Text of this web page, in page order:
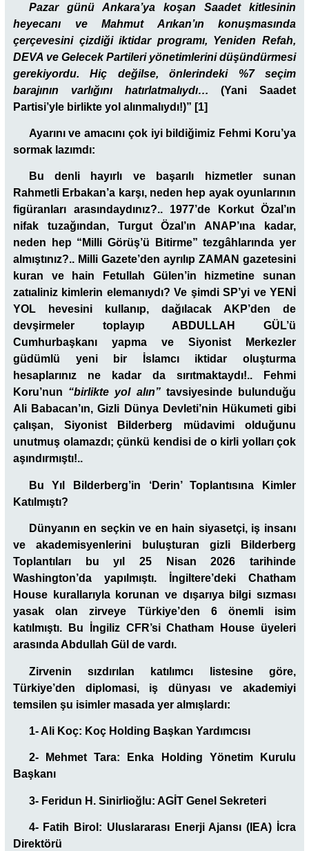
Pazar günü Ankara’ya koşan Saadet kitlesinin
heyecanı ve Mahmut Arıkan’ın konuşmasında
çerçevesini çizdiği iktidar programı, Yeniden Refah,
DEVA ve Gelecek Partileri yönetimlerini düşündürmesi
gerekiyordu. Hiç değilse, önlerindeki %7 seçim
barajının varlığını hatırlatmalıydı…(Yani Saadet
Partisi’yle birlikte yol alınmalıydı!)” [1]
Ayarını ve amacını çok iyi bildiğimiz Fehmi Koru’ya
sormak lazımdı:
Bu denli hayırlı ve başarılı hizmetler sunan
Rahmetli Erbakan’a karşı, neden hep ayak oyunlarının
figüranları arasındaydınız?.. 1977’de Korkut Özal’ın
nifak tuzağından, Turgut Özal’ın ANAP’ına kadar,
neden hep “Milli Görüş’ü Bitirme” tezgâhlarında yer
almıştınız?.. Milli Gazete’den ayrılıp ZAMAN gazetesini
kuran ve hain Fetullah Gülen’in hizmetine sunan
zatıaliniz kimlerin elemanıydı? Ve şimdi SP’yi ve YENİ
YOL hevesini kullanıp, dağılacak AKP’den de
devşirmeler toplayıp ABDULLAH GÜL’ü
Cumhurbaşkanı yapma ve Siyonist Merkezler
güdümlü yeni bir İslamcı iktidar oluşturma
hesaplarınız ne kadar da sırıtmaktaydı!.. Fehmi
Koru’nun “birlikte yol alın” tavsiyesinde bulunduğu
Ali Babacan’ın, Gizli Dünya Devleti’nin Hükumeti gibi
çalışan, Siyonist Bilderberg müdavimi olduğunu
unutmuş olamazdı; çünkü kendisi de o kirli yolları çok
aşındırmıştı!..
Bu Yıl Bilderberg’in ‘Derin’ Toplantısına Kimler
Katılmıştı?
Dünyanın en seçkin ve en hain siyasetçi, iş insanı
ve akademisyenlerini buluşturan gizli Bilderberg
Toplantıları bu yıl 25 Nisan 2026 tarihinde
Washington’da yapılmıştı. İngiltere’deki Chatham
House kurallarıyla korunan ve dışarıya bilgi sızması
yasak olan zirveye Türkiye’den 6 önemli isim
katılmıştı. Bu İngiliz CFR’si Chatham House üyeleri
arasında Abdullah Gül de vardı.
Zirvenin sızdırılan katılımcı listesine göre,
Türkiye’den diplomasi, iş dünyası ve akademiyi
temsilen şu isimler masada yer almışlardı:
1- Ali Koç: Koç Holding Başkan Yardımcısı
2- Mehmet Tara: Enka Holding Yönetim Kurulu
Başkanı
3- Feridun H. Sinirlioğlu: AGİT Genel Sekreteri
4- Fatih Birol: Uluslararası Enerji Ajansı (IEA) İcra
Direktörü